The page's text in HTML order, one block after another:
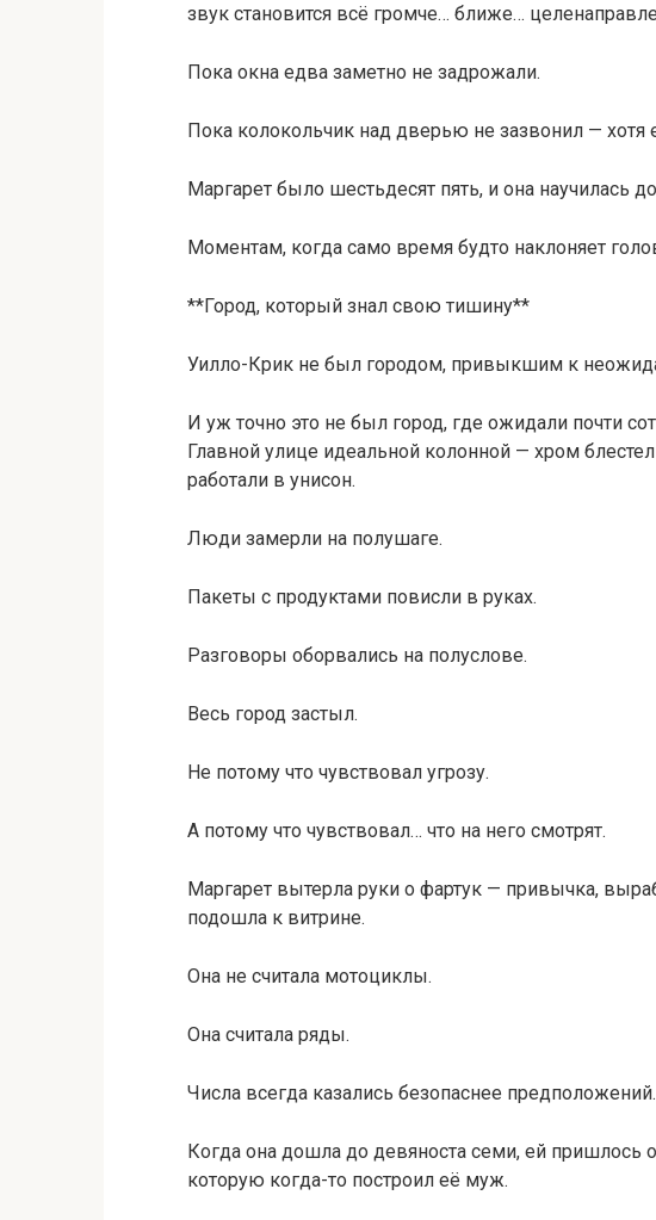
звук становится всё громче… ближе…
Пока окна едва заметно не задрожали.
Пока колокольчик над дверью не зазвонил — хотя
Маргарет было шестьдесят пять, и она научилась
Моментам, когда само время будто наклоняет
**Город, который знал свою тишину**
Уилло-Крик не был городом, привыкшим к
И уж точно это не был город, где ожидали почти
Главной улице идеальной колонной — хром
работали в унисон.
Люди замерли на полушаге.
Пакеты с продуктами повисли в руках.
Разговоры оборвались на полуслове.
Весь город застыл.
Не потому что чувствовал угрозу.
А потому что чувствовал… что на него смотрят.
Маргарет вытерла руки о фартук — привычка,
подошла к витрине.
Она не считала мотоциклы.
Она считала ряды.
Числа всегда казались безопаснее предположений.
Когда она дошла до девяноста семи, ей пришлось
которую когда-то построил её муж.